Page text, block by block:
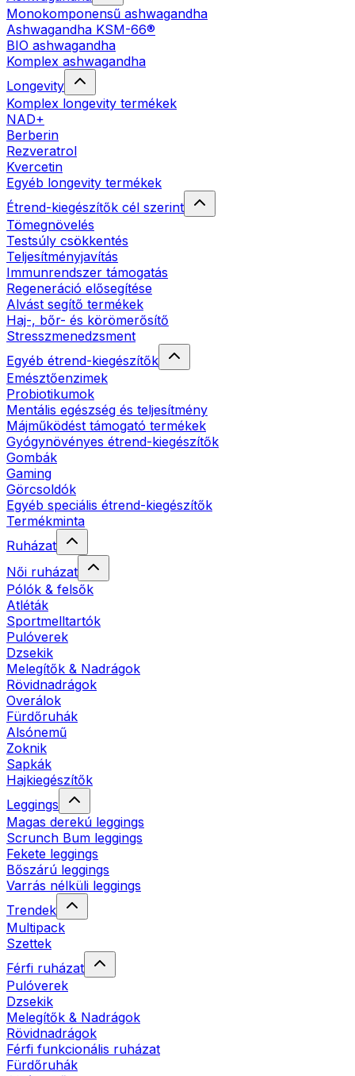
Monokomponensű ashwagandha
Ashwagandha KSM-66®
BIO ashwagandha
Komplex ashwagandha
Longevity
Komplex longevity termékek
NAD+
Berberin
Rezveratrol
Kvercetin
Egyéb longevity termékek
Étrend-kiegészítők cél szerint
Tömegnövelés
Testsúly csökkentés
Teljesítményjavítás
Immunrendszer támogatás
Regeneráció elősegítése
Alvást segítő termékek
Haj-, bőr- és körömerősítő
Stresszmenedzsment
Egyéb étrend-kiegészítők
Emésztőenzimek
Probiotikumok
Mentális egészség és teljesítmény
Májműködést támogató termékek
Gyógynövényes étrend-kiegészítők
Gombák
Gaming
Görcsoldók
Egyéb speciális étrend-kiegészítők
Termékminta
Ruházat
Női ruházat
Pólók & felsők
Atléták
Sportmelltartók
Pulóverek
Dzsekik
Melegítők & Nadrágok
Rövidnadrágok
Overálok
Fürdőruhák
Alsónemű
Zoknik
Sapkák
Hajkiegészítők
Leggings
Magas derekú leggings
Scrunch Bum leggings
Fekete leggings
Bőszárú leggings
Varrás nélküli leggings
Trendek
Multipack
Szettek
Férfi ruházat
Pulóverek
Dzsekik
Melegítők & Nadrágok
Rövidnadrágok
Férfi funkcionális ruházat
Fürdőruhák